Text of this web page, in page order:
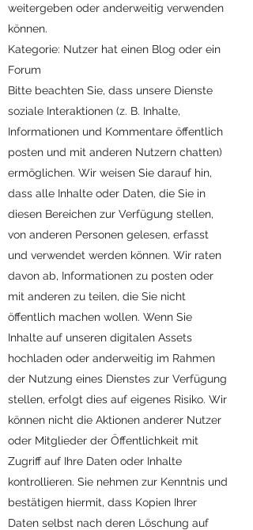
weitergeben oder anderweitig verwenden
können.
Kategorie: Nutzer hat einen Blog oder ein
Forum
Bitte beachten Sie, dass unsere Dienste
soziale Interaktionen (z. B. Inhalte,
Informationen und Kommentare öffentlich
posten und mit anderen Nutzern chatten)
ermöglichen. Wir weisen Sie darauf hin,
dass alle Inhalte oder Daten, die Sie in
diesen Bereichen zur Verfügung stellen,
von anderen Personen gelesen, erfasst
und verwendet werden können. Wir raten
davon ab, Informationen zu posten oder
mit anderen zu teilen, die Sie nicht
öffentlich machen wollen. Wenn Sie
Inhalte auf unseren digitalen Assets
hochladen oder anderweitig im Rahmen
der Nutzung eines Dienstes zur Verfügung
stellen, erfolgt dies auf eigenes Risiko. Wir
können nicht die Aktionen anderer Nutzer
oder Mitglieder der Öffentlichkeit mit
Zugriff auf Ihre Daten oder Inhalte
kontrollieren. Sie nehmen zur Kenntnis und
bestätigen hiermit, dass Kopien Ihrer
Daten selbst nach deren Löschung auf